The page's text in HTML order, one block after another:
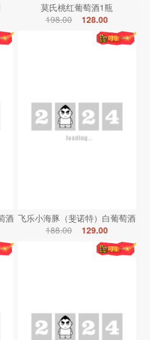
莫氏桃红葡萄酒1瓶
198.00
128.00
酒 飞乐小海豚（斐诺特）白葡萄酒
188.00
129.00